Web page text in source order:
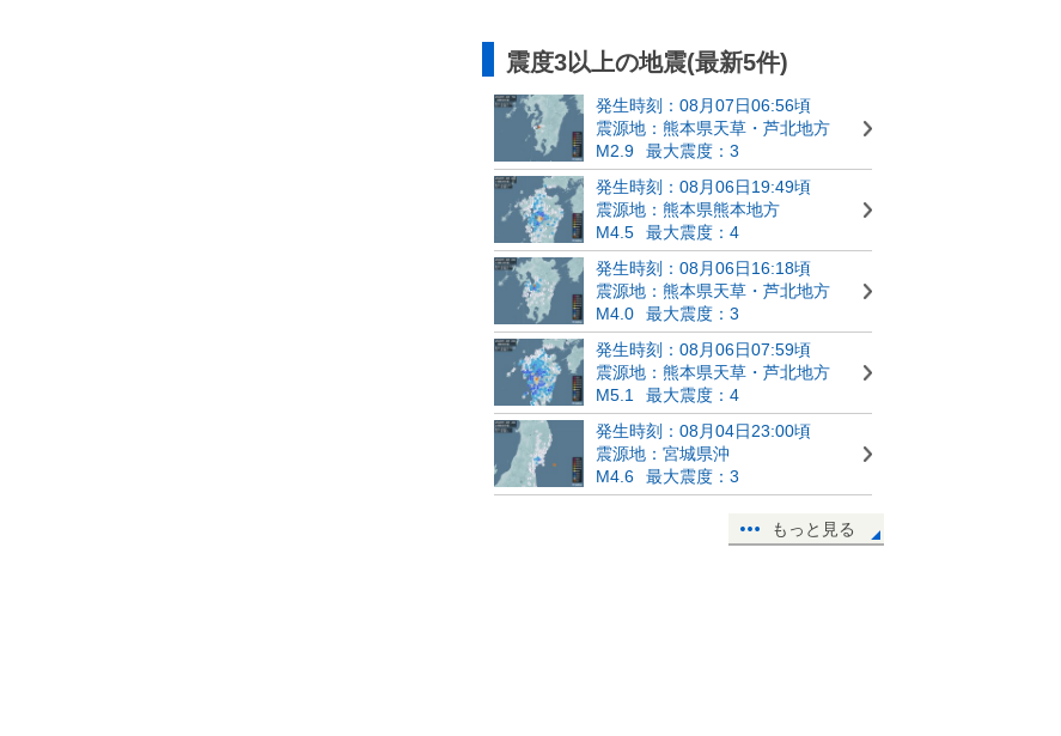
震度3以上の地震(最新5件)
発生時刻：08月07日06:56頃
震源地：熊本県天草・芦北地方
M2.9
最大震度：3
発生時刻：08月06日19:49頃
震源地：熊本県熊本地方
M4.5
最大震度：4
発生時刻：08月06日16:18頃
震源地：熊本県天草・芦北地方
M4.0
最大震度：3
発生時刻：08月06日07:59頃
震源地：熊本県天草・芦北地方
M5.1
最大震度：4
発生時刻：08月04日23:00頃
震源地：宮城県沖
M4.6
最大震度：3
もっと見る